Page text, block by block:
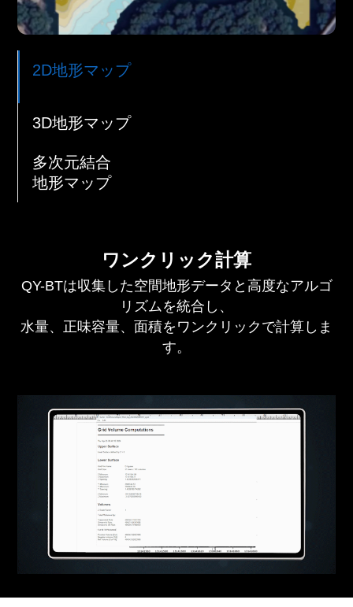
2D地形マップ
3D地形マップ
多次元結合
地形マップ
ワンクリック計算
QY-BTは収集した空間地形データと高度なアルゴ
リズムを統合し、
水量、正味容量、面積をワンクリックで計算しま
す。